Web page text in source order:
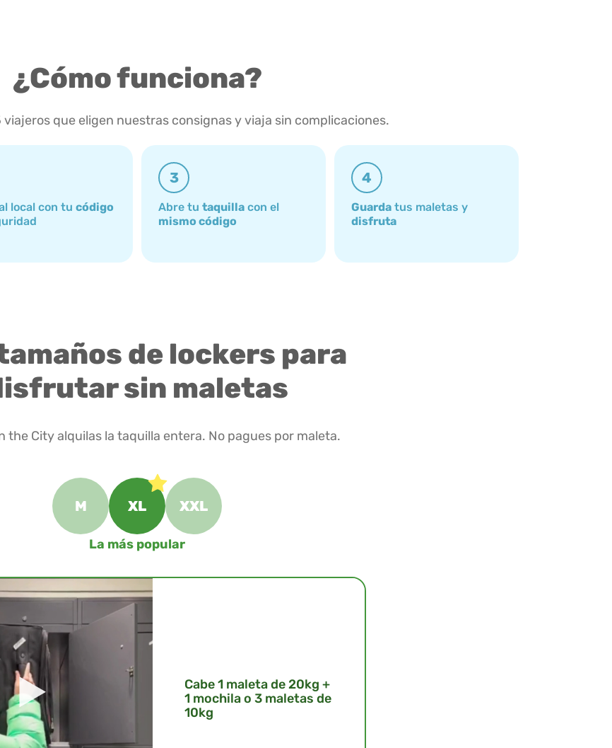
¿Cómo funciona?
viajeros que eligen nuestras consignas y viaja sin complicaciones.
local con tu código
3
Abre tu taquilla con el
mismo código
4
Guarda tus maletas y
disfruta
de lockers para
sin maletas
the City alquilas la taquilla entera. No pagues por maleta.
M XL XXL
La más popular
Cabe 1 maleta de 20kg +
1 mochila o 3 maletas de
10kg